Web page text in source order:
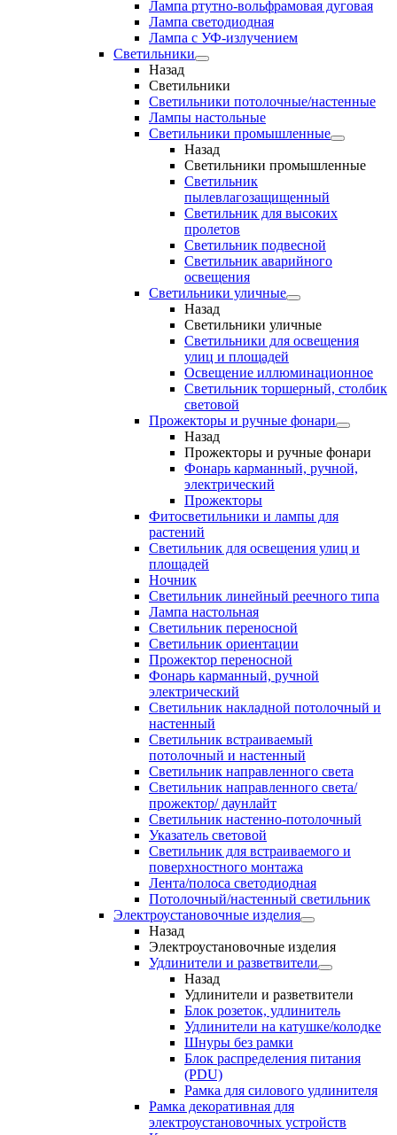
Лампа ртутно-вольфрамовая дуговая
Лампа светодиодная
Лампа с УФ-излучением
Светильники
Назад
Светильники
Светильники потолочные/настенные
Лампы настольные
Светильники промышленные
Назад
Светильники промышленные
Светильник
пылевлагозащищенный
Светильник для высоких
пролетов
Светильник подвесной
Светильник аварийного
освещения
Светильники уличные
Назад
Светильники уличные
Светильники для освещения
улиц и площадей
Освещение иллюминационное
Светильник торшерный, столбик
световой
Прожекторы и ручные фонари
Назад
Прожекторы и ручные фонари
Фонарь карманный, ручной,
электрический
Прожекторы
Фитосветильники и лампы для
растений
Светильник для освещения улиц и
площадей
Ночник
Светильник линейный реечного типа
Лампа настольная
Светильник переносной
Светильник ориентации
Прожектор переносной
Фонарь карманный, ручной
электрический
Светильник накладной потолочный и
настенный
Светильник встраиваемый
потолочный и настенный
Светильник направленного света
Светильник направленного света/
прожектор/ даунлайт
Светильник настенно-потолочный
Указатель световой
Светильник для встраиваемого и
поверхностного монтажа
Лента/полоса светодиодная
Потолочный/настенный светильник
Электроустановочные изделия
Назад
Электроустановочные изделия
Удлинители и разветвители
Назад
Удлинители и разветвители
Блок розеток, удлинитель
Удлинители на катушке/колодке
Шнуры без рамки
Блок распределения питания
(PDU)
Рамка для силового удлинителя
Рамка декоративная для
электроустановочных устройств